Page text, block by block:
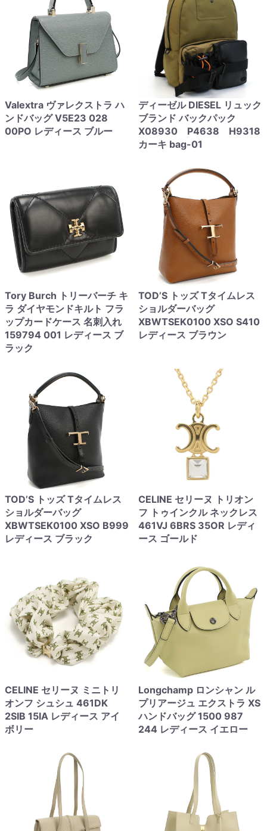
Valextra ヴァレクストラ ハ
ンドバッグ V5E23 028
00PO レディース ブルー
ディーゼル DIESEL リュック
ブランド バックパック
X08930 P4638 H9318
カーキ bag-01
Tory Burch トリーバーチ キ
ラ ダイヤモンドキルト フラ
ップカードケース 名刺入れ
159794 001 レディース ブ
ラック
TOD’S トッズ Tタイムレス
ショルダーバッグ
XBWTSEK0100 XSO S410
レディース ブラウン
TOD’S トッズ Tタイムレス
ショルダーバッグ
XBWTSEK0100 XSO B999
レディース ブラック
CELINE セリーヌ トリオン
フ トゥインクル ネックレス
461VJ 6BRS 35OR レディ
ース ゴールド
CELINE セリーヌ ミニトリ
オンフ シュシュ 461DK
2SIB 15IA レディース アイ
ボリー
Longchamp ロンシャン ル
プリアージュ エクストラ XS
ハンドバッグ 1500 987
244 レディース イエロー